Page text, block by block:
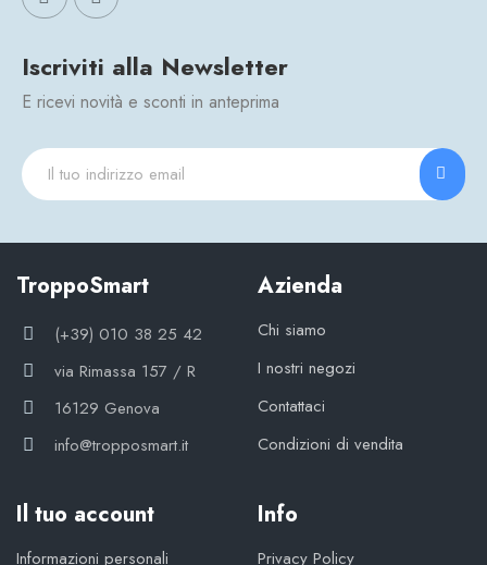
Iscriviti alla Newsletter
E ricevi novità e sconti in anteprima
TroppoSmart
(+39) 010 38 25 42
via Rimassa 157 / R
16129 Genova
info@tropposmart.it
Azienda
Chi siamo
I nostri negozi
Contattaci
Condizioni di vendita
Il tuo account
Informazioni personali
Info
Privacy Policy